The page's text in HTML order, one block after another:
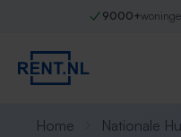
9000+
Home
Nationale